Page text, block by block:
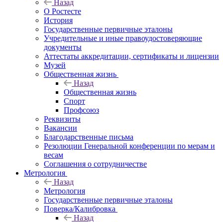
Назад
О Ростесте
История
Государственные первичные эталоны
Учредительные и иные правоудостоверяющие
документы
Аттестаты аккредитации, сертификаты и лицензии
Музей
Общественная жизнь
Назад
Общественная жизнь
Спорт
Профсоюз
Реквизиты
Вакансии
Благодарственные письма
Резолюции Генеральной конференции по мерам и
весам
Соглашения о сотрудничестве
Метрология
Назад
Метрология
Государственные первичные эталоны
Поверка/Калибровка
Назад